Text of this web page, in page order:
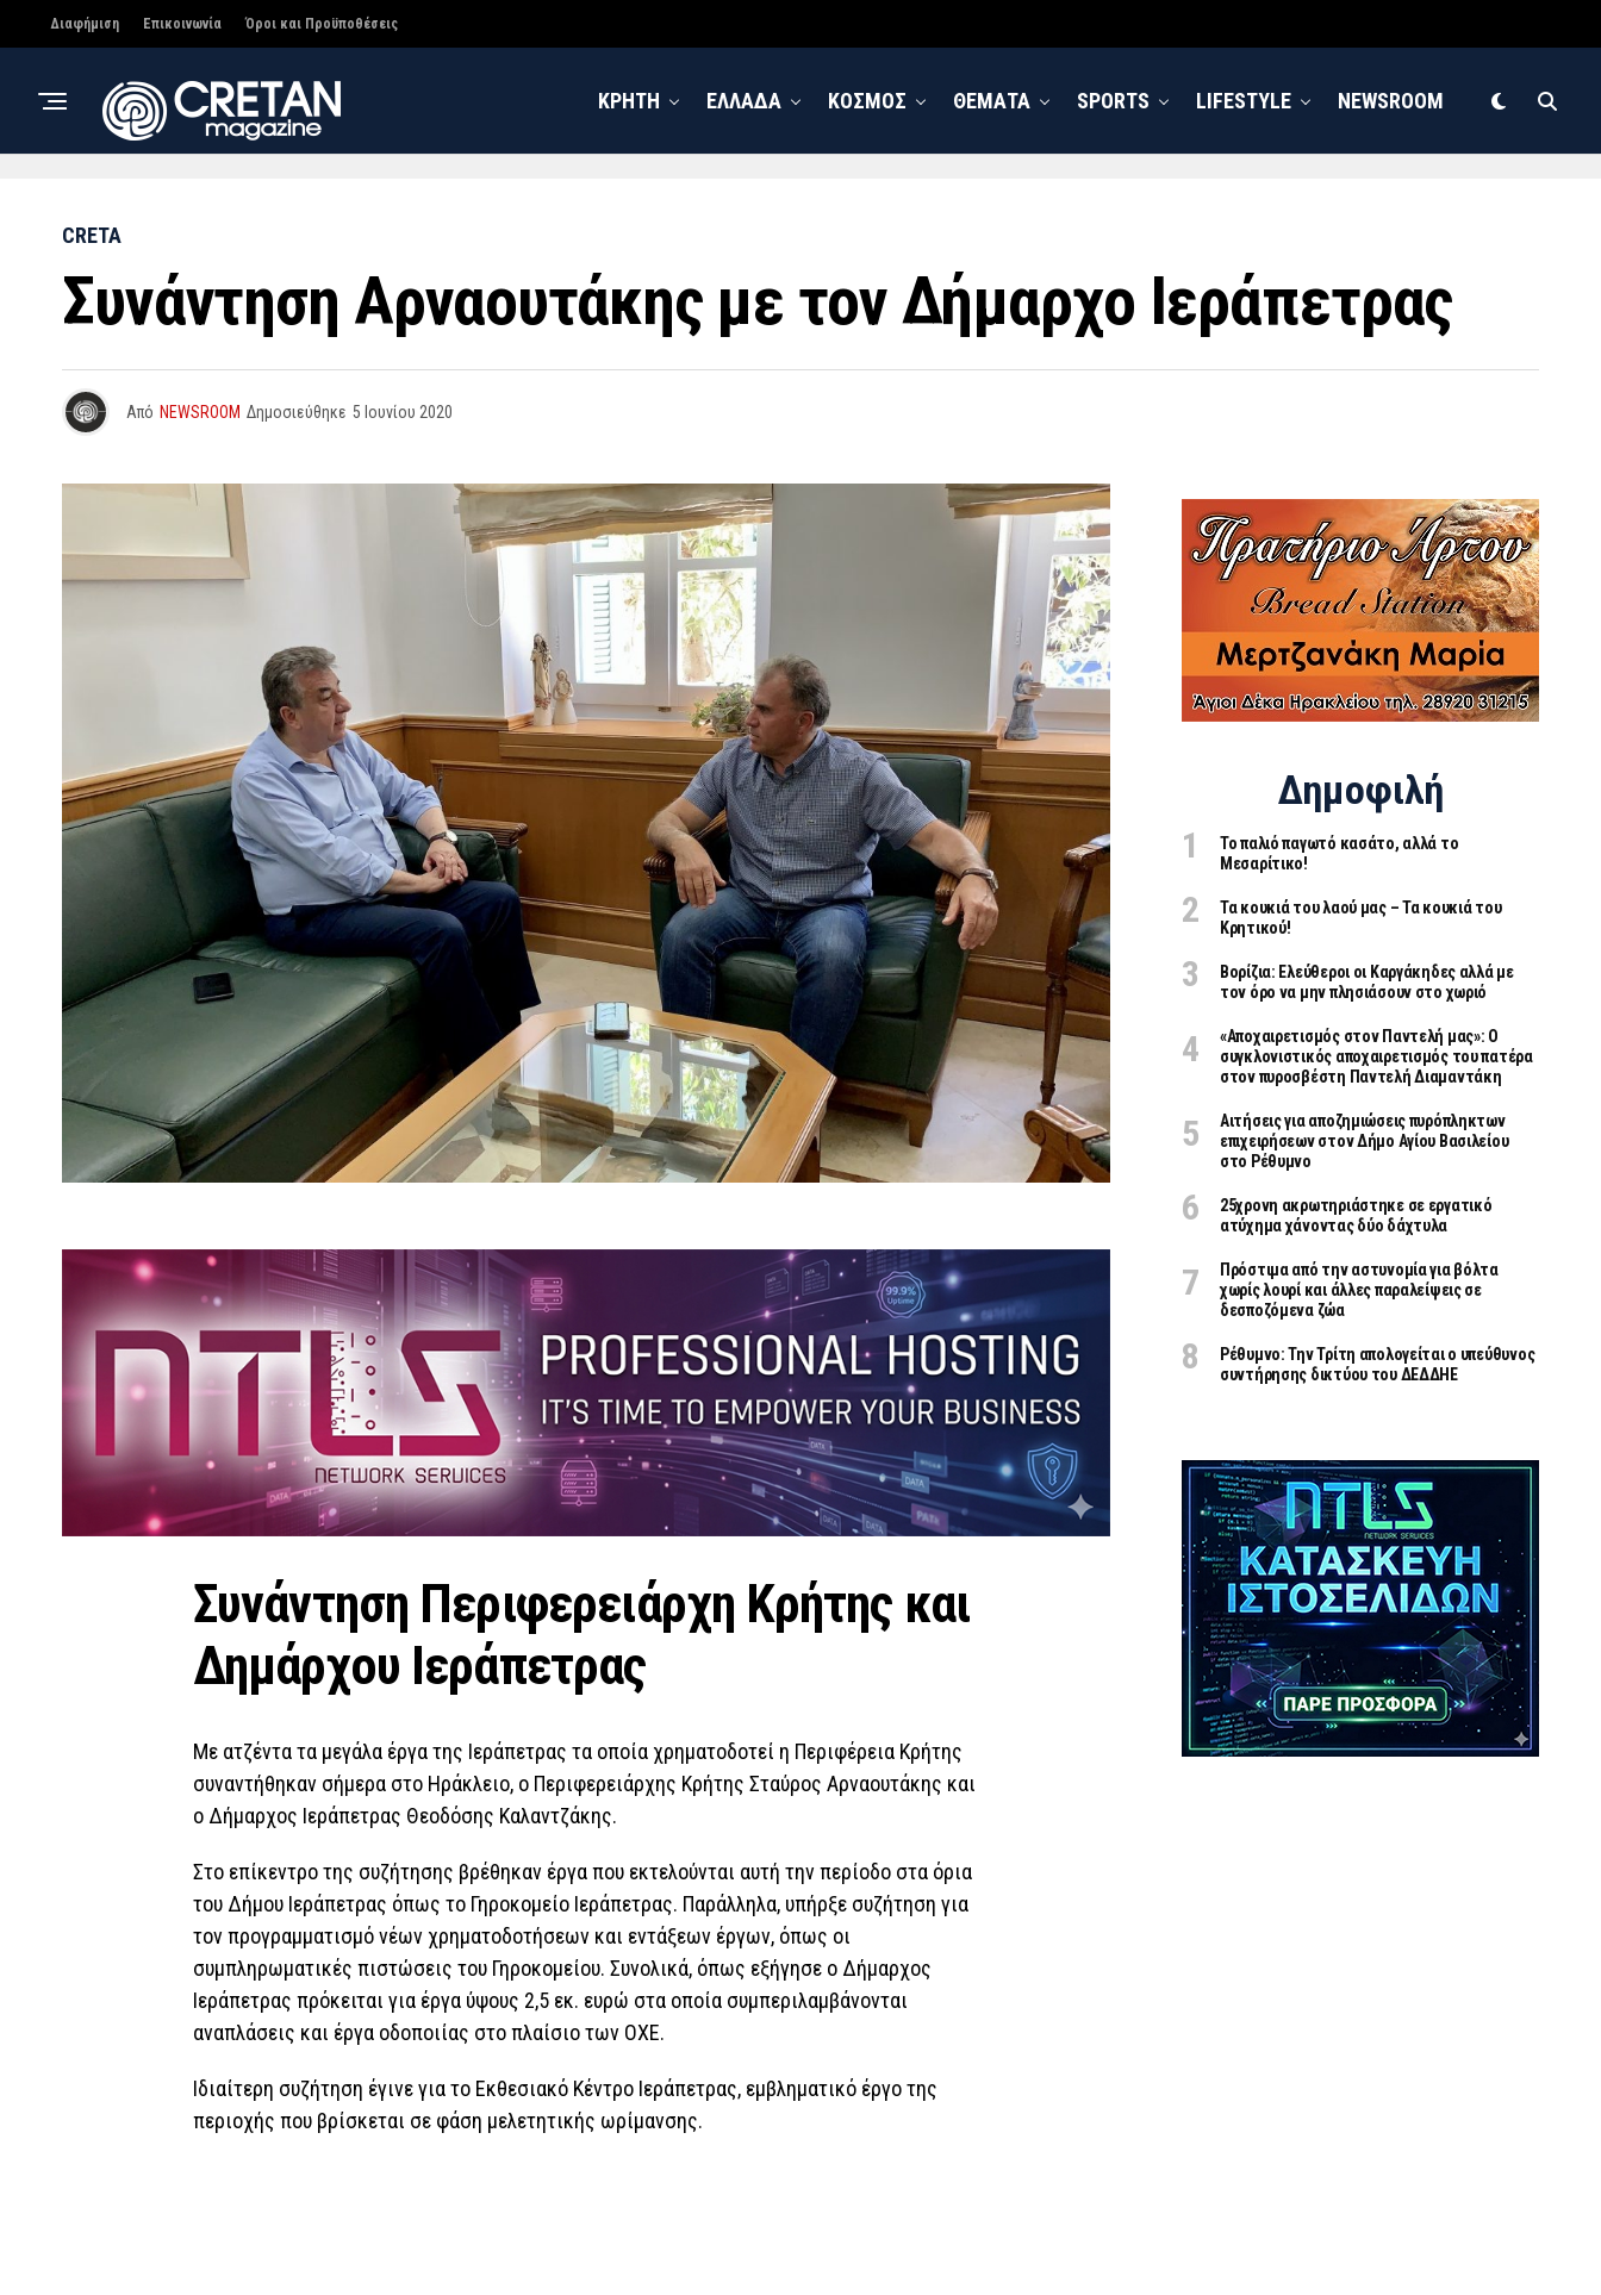
Διαφήμιση Επικοινωνία Όροι και Προϋποθέσεις
ΚΡΗΤΗ ΕΛΛΑΔΑ ΚΟΣΜΟΣ ΘΕΜΑΤΑ SPORTS LIFESTYLE NEWSROOM
CRETA
Συνάντηση Αρναουτάκης με τον Δήμαρχο Ιεράπετρας
Από NEWSROOM Δημοσιεύθηκε 5 Ιουνίου 2020
Συνάντηση Περιφερειάρχη Κρήτης και
Δημάρχου Ιεράπετρας
Με ατζέντα τα μεγάλα έργα της Ιεράπετρας τα οποία χρηματοδοτεί η Περιφέρεια Κρήτης
συναντήθηκαν σήμερα στο Ηράκλειο, ο Περιφερειάρχης Κρήτης Σταύρος Αρναουτάκης και
ο Δήμαρχος Ιεράπετρας Θεοδόσης Καλαντζάκης.
Στο επίκεντρο της συζήτησης βρέθηκαν έργα που εκτελούνται αυτή την περίοδο στα όρια
του Δήμου Ιεράπετρας όπως το Γηροκομείο Ιεράπετρας. Παράλληλα, υπήρξε συζήτηση για
τον προγραμματισμό νέων χρηματοδοτήσεων και εντάξεων έργων, όπως οι
συμπληρωματικές πιστώσεις του Γηροκομείου. Συνολικά, όπως εξήγησε ο Δήμαρχος
Ιεράπετρας πρόκειται για έργα ύψους 2,5 εκ. ευρώ στα οποία συμπεριλαμβάνονται
αναπλάσεις και έργα οδοποιίας στο πλαίσιο των ΟΧΕ.
Ιδιαίτερη συζήτηση έγινε για το Εκθεσιακό Κέντρο Ιεράπετρας, εμβληματικό έργο της
περιοχής που βρίσκεται σε φάση μελετητικής ωρίμανσης.
Δημοφιλή
Το παλιό παγωτό κασάτο, αλλά το
Μεσαρίτικο!
Τα κουκιά του λαού μας – Τα κουκιά του
Κρητικού!
Βορίζια: Ελεύθεροι οι Καργάκηδες αλλά με
τον όρο να μην πλησιάσουν στο χωριό
«Aποχαιρετισμός στον Παντελή μας»: Ο
συγκλονιστικός αποχαιρετισμός του πατέρα
στον πυροσβέστη Παντελή Διαμαντάκη
Αιτήσεις για αποζημιώσεις πυρόπληκτων
επιχειρήσεων στον Δήμο Αγίου Βασιλείου
στο Ρέθυμνο
25χρονη ακρωτηριάστηκε σε εργατικό
ατύχημα χάνοντας δύο δάχτυλα
Πρόστιμα από την αστυνομία για βόλτα
χωρίς λουρί και άλλες παραλείψεις σε
δεσποζόμενα ζώα
Ρέθυμνο: Την Τρίτη απολογείται ο υπεύθυνος
συντήρησης δικτύου του ΔΕΔΔΗΕ